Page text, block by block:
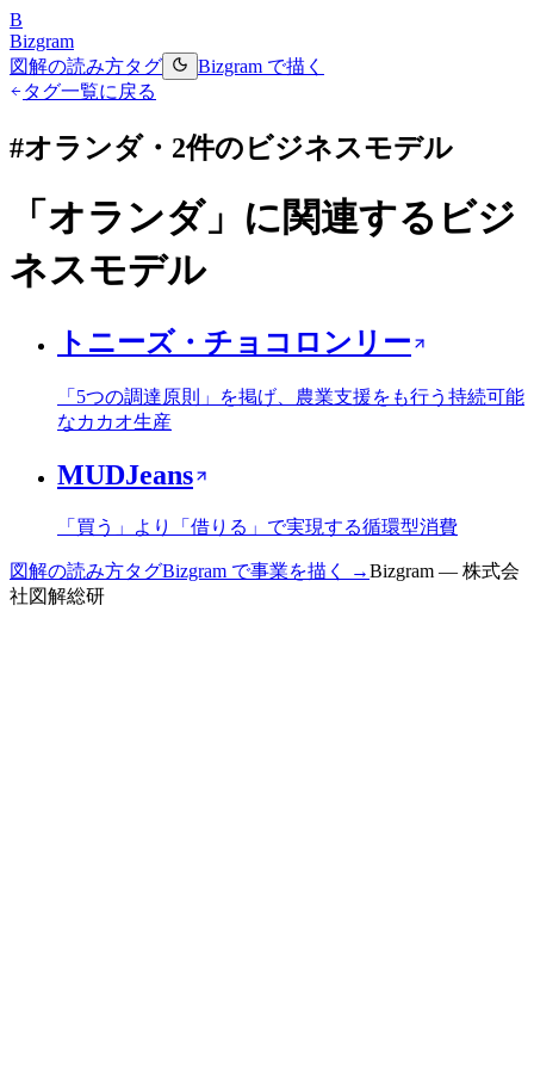
B
Bizgram
図解の読み方タグ
Bizgram で描く
タグ一覧に戻る
#オランダ・ 2件のビジネスモデル
「 オランダ」に関連するビジ
ネスモデル
トニーズ・チョコロンリー
「5つの調達原則」を掲げ、農業支援をも行う持続可能
なカカオ生産
MUDJeans
「買う」より「借りる」で実現する循環型消費
図解の読み方タグBizgram で事業を描く →Bizgram — 株式会
社図解総研